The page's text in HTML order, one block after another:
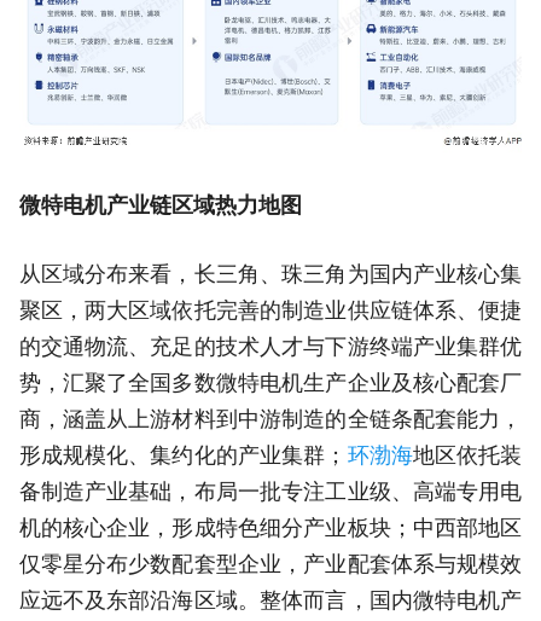
微特电机产业链区域热力地图
从区域分布来看，长三角、珠三角为国内产业核心集
聚区，两大区域依托完善的制造业供应链体系、便捷
的交通物流、充足的技术人才与下游终端产业集群优
势，汇聚了全国多数微特电机生产企业及核心配套厂
商，涵盖从上游材料到中游制造的全链条配套能力，
形成规模化、集约化的产业集群； 环渤海地区依托装
备制造产业基础，布局一批专注工业级、高端专用电
机的核心企业，形成特色细分产业板块；中西部地区
仅零星分布少数配套型企业，产业配套体系与规模效
应远不及东部沿海区域。整体而言，国内微特电机产